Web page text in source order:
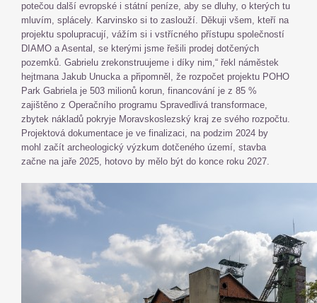
potečou další evropské i státní peníze, aby se dluhy, o kterých tu
mluvím, splácely. Karvinsko si to zaslouží. Děkuji všem, kteří na
projektu spolupracují, vážím si i vstřícného přístupu společností
DIAMO a Asental, se kterými jsme řešili prodej dotčených
pozemků. Gabrielu zrekonstruujeme i díky nim,“ řekl náměstek
hejtmana Jakub Unucka a připomněl, že rozpočet projektu POHO
Park Gabriela je 503 milionů korun, financování je z 85 %
zajištěno z Operačního programu Spravedlivá transformace,
zbytek nákladů pokryje Moravskoslezský kraj ze svého rozpočtu.
Projektová dokumentace je ve finalizaci, na podzim 2024 by
mohl začít archeologický výzkum dotčeného území, stavba
začne na jaře 2025, hotovo by mělo být do konce roku 2027.